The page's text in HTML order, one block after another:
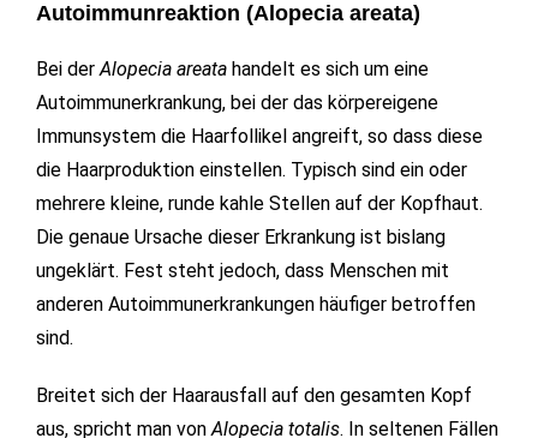
Autoimmunreaktion (Alopecia areata)
Bei derAlopecia areata handelt es sich um eine
Autoimmunerkrankung, bei der das körpereigene
Immunsystem die Haarfollikel angreift, so dass diese
die Haarproduktion einstellen. Typisch sind ein oder
mehrere kleine, runde kahle Stellen auf der Kopfhaut.
Die genaue Ursache dieser Erkrankung ist bislang
ungeklärt. Fest steht jedoch, dass Menschen mit
anderen Autoimmunerkrankungen häufiger betroffen
sind.
Breitet sich der Haarausfall auf den gesamten Kopf
aus, spricht man vonAlopecia totalis. In seltenen Fällen